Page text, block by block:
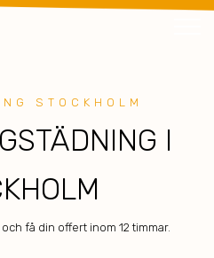
STOCKHOLM
I
få din offert inom 12 timmar.